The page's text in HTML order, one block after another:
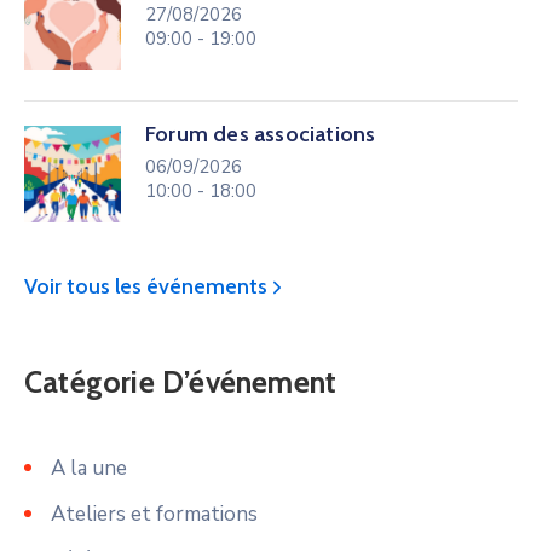
27/08/2026
09:00 - 19:00
Forum des associations
06/09/2026
10:00 - 18:00
Voir tous les événements
Catégorie D’événement
A la une
Ateliers et formations